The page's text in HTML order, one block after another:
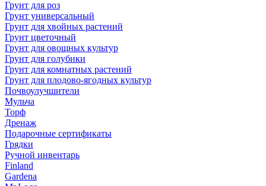
Грунт для роз
Грунт универсальный
Грунт для хвойных растений
Грунт цветочный
Грунт для овощных культур
Грунт для голубики
Грунт для комнатных растений
Грунт для плодово-ягодных культур
Почвоулучшители
Мульча
Торф
Дренаж
Подарочные сертификаты
Грядки
Ручной инвентарь
Finland
Gardena